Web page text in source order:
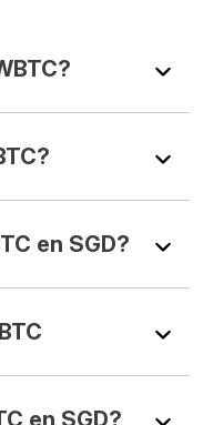
en SGD?
en SGD?